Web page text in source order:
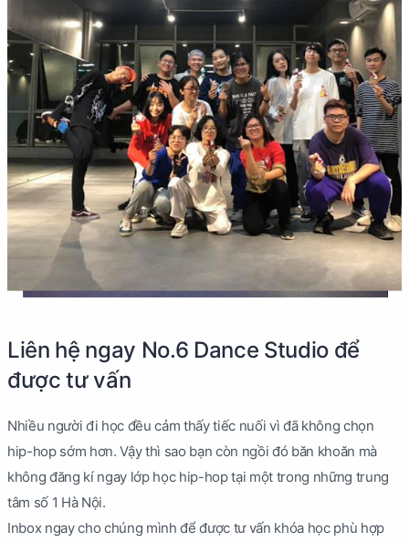
Liên hệ ngay No.6 Dance Studio để
được tư vấn
Nhiều người đi học đều cảm thấy tiếc nuối vì đã không chọn
hip-hop sớm hơn. Vậy thì sao bạn còn ngồi đó băn khoăn mà
không đăng kí ngay lớp học hip-hop tại một trong những trung
tâm số 1 Hà Nội.
Inbox ngay cho chúng mình để được tư vấn khóa học phù hợp